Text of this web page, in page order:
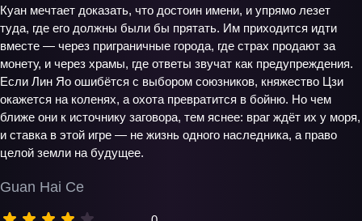
Guan Hai Ce
Куан мечтает доказать, что достоин имени, и упрямо лезет
туда, где его должны были бы прятать. Им приходится идти
вместе — через приграничные города, где страх продают за
монету, и через храмы, где ответы звучат как предупреждения.
Если Лин Яо ошибётся с выбором союзников, княжество Цзи
окажется на коленях, а охота превратится в бойню. Но чем
ближе они к источнику заговора, тем яснее: враг ждёт их у моря,
и ставка в этой игре — не жизнь одного наследника, а право
целой земли на будущее.